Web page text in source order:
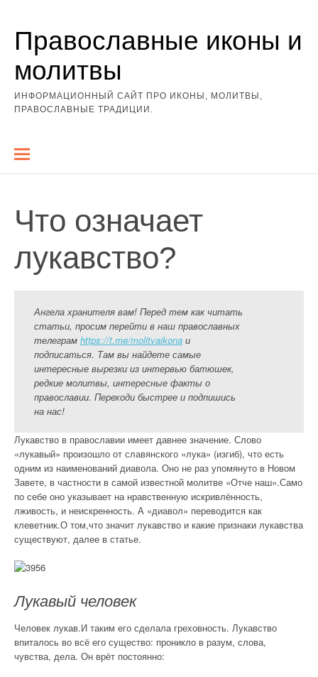
содержимому
Православные иконы и
молитвы
ИНФОРМАЦИОННЫЙ САЙТ ПРО ИКОНЫ, МОЛИТВЫ,
ПРАВОСЛАВНЫЕ ТРАДИЦИИ.
Что означает
лукавство?
Ангела хранителя вам! Перед тем как читать
статьи, просим перейти в наш православных
телеграм https://t.me/molitvaikona и
подписаться. Там вы найдете самые
интересные вырезки из интервью батюшек,
редкие молитвы, интересные факты о
православии. Переходи быстрее и подпишись
на нас!
Лукавство в православии имеет давнее значение. Слово
«лукавый» произошло от славянского «лука» (изгиб), что есть
одним из наименований диавола. Оно не раз упомянуто в Новом
Завете, в частности в самой известной молитве «Отче наш».Само
по себе оно указывает на нравственную искривлённость,
лживость, и неискренность. А «диавол» переводится как
клеветник.О том,что значит лукавство и какие признаки лукавства
существуют, далее в статье.
Лукавый человек
Человек лукав.И таким его сделала греховность. Лукавство
впиталось во всё его существо: проникло в разум, слова,
чувства, дела. Он врёт постоянно: